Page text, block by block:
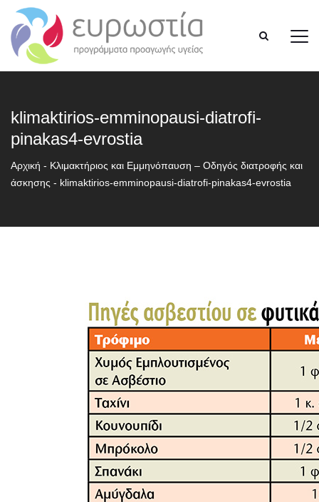
klimaktirios-emminopausi-diatrofi-
pinakas4-evrostia
Αρχική - Κλιμακτήριος και Εμμηνόπαυση – Οδηγός διατροφής και
άσκησης - klimaktirios-emminopausi-diatrofi-pinakas4-evrostia